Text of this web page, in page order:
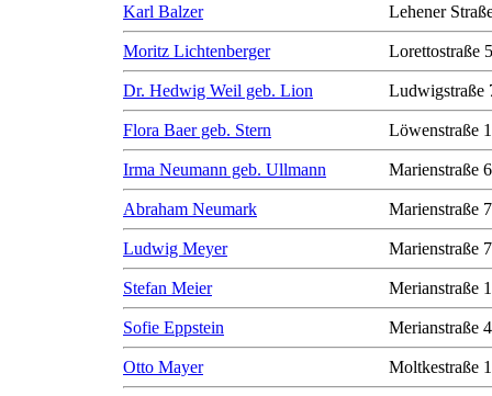
Karl Balzer Lehener
Moritz Lichtenberger Lorettostraße
Dr. Hedwig Weil geb. Lion Ludwigstraße
Flora Baer geb. Stern Löwenstraße 1
Irma Neumann geb. Ullmann Marienstraße 6
Abraham Neumark Marienstraße 7
Ludwig Meyer Marienstraße 7
Stefan Meier Merianstraße
Sofie Eppstein Merianstraße
Otto Mayer Moltkestraße